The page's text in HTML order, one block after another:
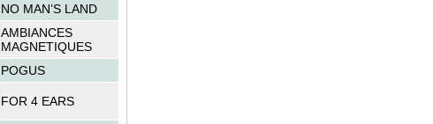
NO MAN’S LAND
AMBIANCES
MAGNETIQUES
POGUS
FOR 4 EARS